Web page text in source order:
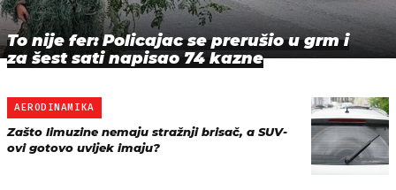
To nije fer: Policajac se prerušio u grm i
za šest sati napisao 74 kazne
AERODINAMIKA
Zašto limuzine nemaju stražnji brisač, a SUV-
ovi gotovo uvijek imaju?